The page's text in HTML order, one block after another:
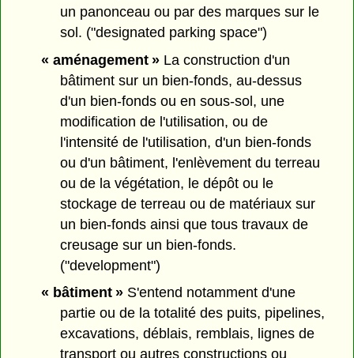
un panonceau ou par des marques sur le
sol. ("designated parking space")
« aménagement »La construction d'un
bâtiment sur un bien-fonds, au-dessus
d'un bien-fonds ou en sous-sol, une
modification de l'utilisation, ou de
l'intensité de l'utilisation, d'un bien-fonds
ou d'un bâtiment, l'enlèvement du terreau
ou de la végétation, le dépôt ou le
stockage de terreau ou de matériaux sur
un bien-fonds ainsi que tous travaux de
creusage sur un bien-fonds.
("development")
« bâtiment »S'entend notamment d'une
partie ou de la totalité des puits, pipelines,
excavations, déblais, remblais, lignes de
transport ou autres constructions ou